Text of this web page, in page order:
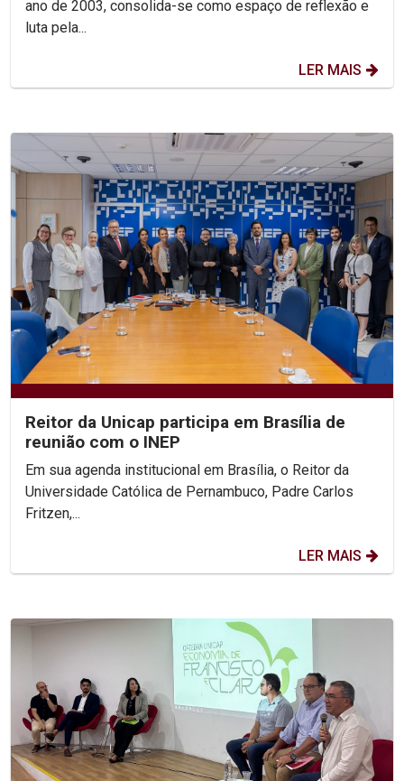
ano de 2003, consolida-se como espaço de reflexão e
luta pela...
LER MAIS
Reitor da Unicap participa em Brasília de
reunião com o INEP
Em sua agenda institucional em Brasília, o Reitor da
Universidade Católica de Pernambuco, Padre Carlos
Fritzen,...
LER MAIS